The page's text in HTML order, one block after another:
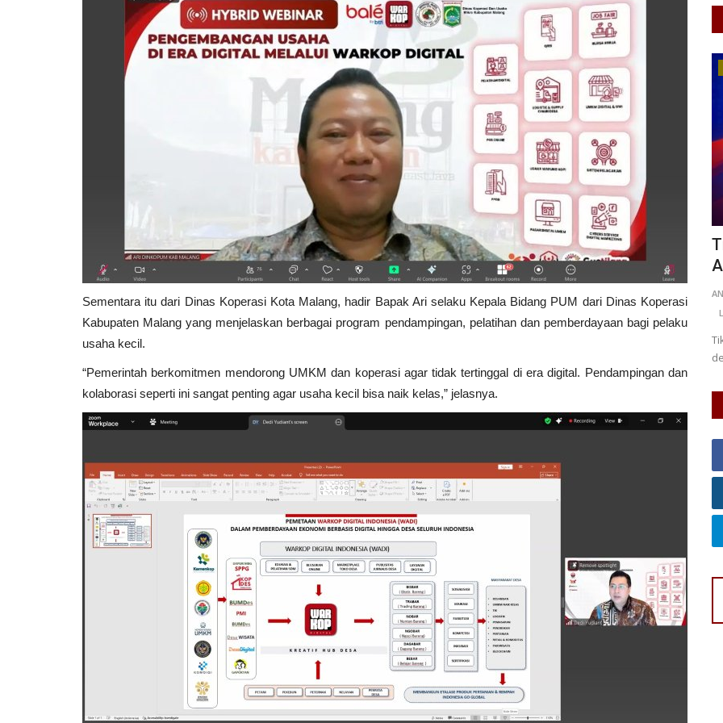
Sementara itu dari Dinas Koperasi Kota Malang, hadir Bapak Ari selaku Kepala Bidang PUM dari Dinas Koperasi
Kabupaten Malang yang menjelaskan berbagai program pendampingan, pelatihan dan pemberdayaan bagi pelaku
usaha kecil.
“Pemerintah berkomitmen mendorong UMKM dan koperasi agar tidak tertinggal di era digital. Pendampingan dan
kolaborasi seperti ini sangat penting agar usaha kecil bisa naik kelas,” jelasnya.
Warga Binaan Lapas Kelas II B Kota
Sukabumi Terima Remisi...
Perempuan/Anak
TikTok Nonaktifkan Ratusan Ribu Akun
Anak, Pemerintah Minta...